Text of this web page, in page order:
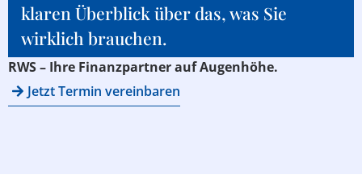
klaren Überblick über das, was Sie
wirklich brauchen.
RWS – Ihre Finanzpartner auf Augenhöhe.
Jetzt Termin vereinbaren